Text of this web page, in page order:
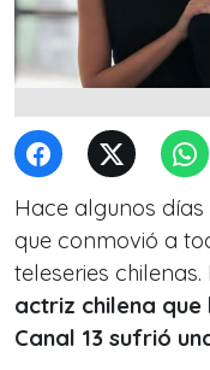
Hace algunos
que conmovió a
teleseries chilenas.
actriz chilena
Canal 13 sufrió